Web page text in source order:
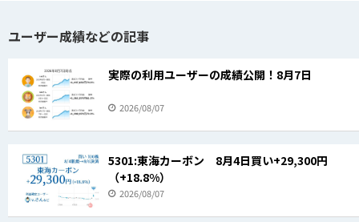
ユーザー成績などの記事
実際の利用ユーザーの成績公開！8月7日
2026/08/07
5301:東海カーボン 8月4日買い+29,300円
（+18.8%）
2026/08/07